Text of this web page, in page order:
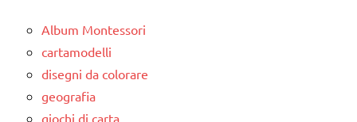
Album Montessori
cartamodelli
disegni da colorare
geografia
giochi di carta